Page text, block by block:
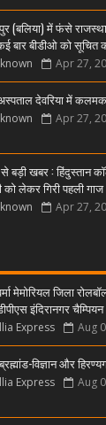
(बलिया) में फंसे
बार बीडीओ को सूचित
Apr 27,
देवरिया में
Apr 27,
बड़ी खबर : हिंदुस्तान
को लेकर गिरी पहली
Apr 27,
मेमोरियल जिला
इंदिरानगर चैम्पियन
Express Aug
विज्ञान और
Express Aug